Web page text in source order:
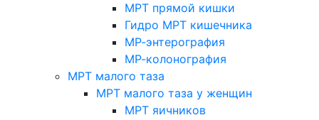
МРТ прямой кишки
Гидро МРТ кишечника
МР-энтерография
МР-колонография
МРТ малого таза
МРТ малого таза у женщин
МРТ яичников